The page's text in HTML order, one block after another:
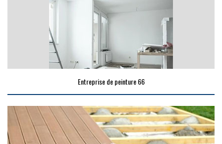
Entreprise de peinture 66